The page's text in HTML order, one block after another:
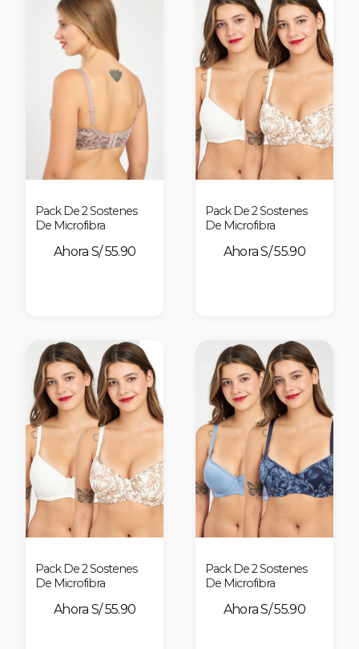
Pack De 2 Sostenes
De Microfibra
S/ 55.90
Pack De 2 Sostenes
De Microfibra
S/ 55.90
Pack De 2 Sostenes
De Microfibra
S/ 55.90
Pack De 2 Sostenes
De Microfibra
S/ 55.90